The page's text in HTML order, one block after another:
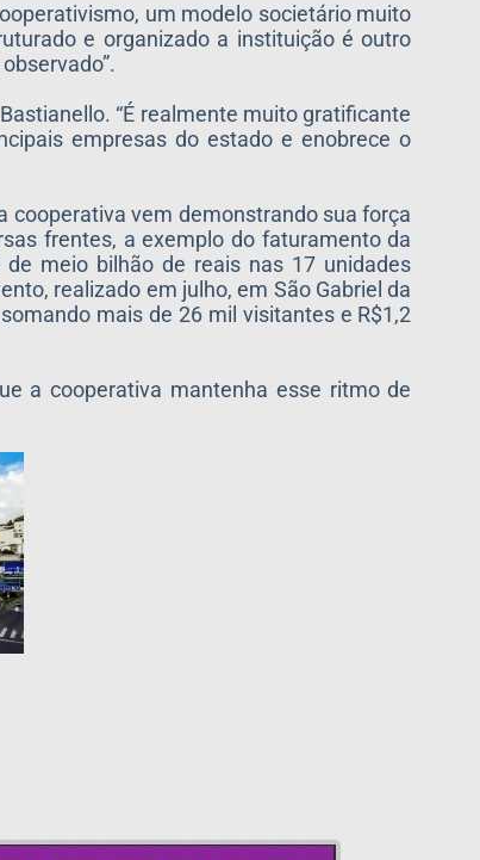
um modelo societário muito
e organizado a instituição é outro
“É realmente muito gratificante
empresas do estado e enobrece o
cooperativa vem demonstrando sua força
frentes, a exemplo do faturamento da
meio bilhão de reais nas 17 unidades
realizado em julho, em São Gabriel da
mais de 26 mil visitantes e R$1,2
a cooperativa mantenha esse ritmo de